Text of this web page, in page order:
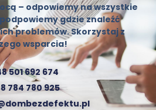
– odpowiemy na wszystkie
gdzie znaleźć
problemów.Skorzystaj z
wsparcia!
501 692 674
784 780 925